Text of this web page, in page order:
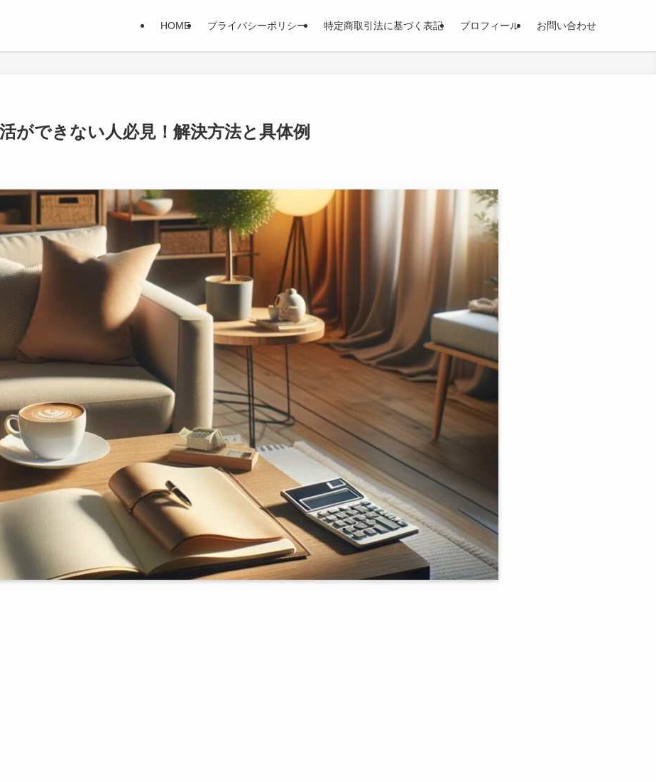
HOME プライバシーポリシー 特定商取引法に基づく表記 プロフィール お問い合わせ
ができない人必見！解決方法と具体例